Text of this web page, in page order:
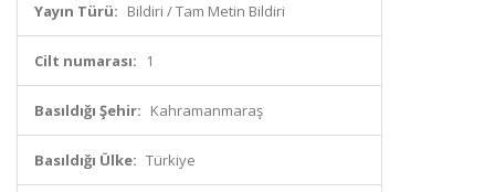
Yayın Türü: Bildiri / Tam Metin Bildiri
Cilt numarası: 1
Basıldığı Şehir: Kahramanmaraş
Basıldığı Ülke: Türkiye